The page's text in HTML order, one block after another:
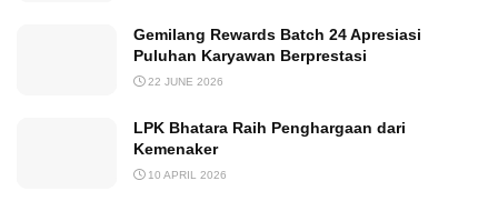
Gemilang Rewards Batch 24 Apresiasi
Puluhan Karyawan Berprestasi
22 JUNE 2026
LPK Bhatara Raih Penghargaan dari
Kemenaker
10 APRIL 2026